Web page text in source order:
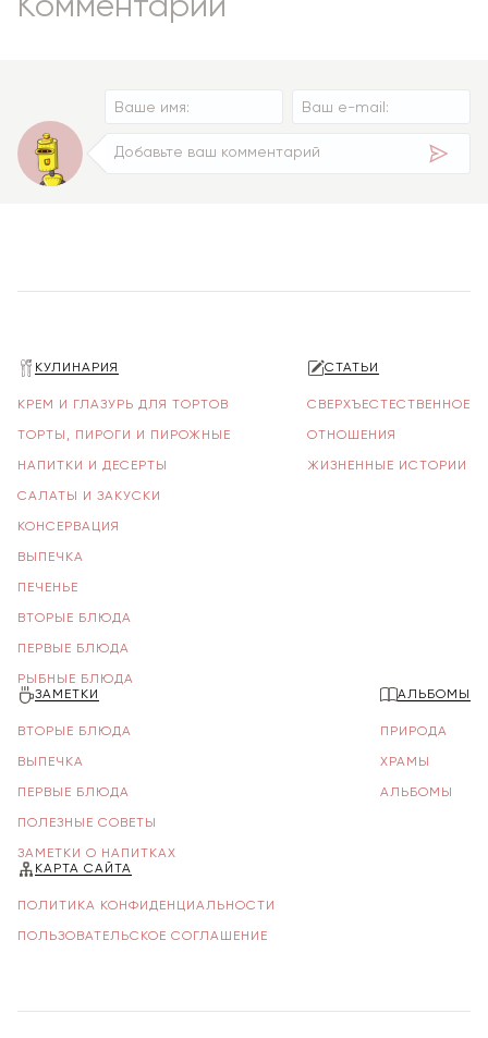
КУЛИНАРИЯ
КРЕМ И ГЛАЗУРЬ ДЛЯ ТОРТОВ
ТОРТЫ, ПИРОГИ И ПИРОЖНЫЕ
НАПИТКИ И ДЕСЕРТЫ
САЛАТЫ И ЗАКУСКИ
КОНСЕРВАЦИЯ
ВЫПЕЧКА
ПЕЧЕНЬЕ
ВТОРЫЕ БЛЮДА
ПЕРВЫЕ БЛЮДА
РЫБНЫЕ БЛЮДА
СТАТЬИ
СВЕРХЪЕСТЕСТВЕННОЕ
ОТНОШЕНИЯ
ЖИЗНЕННЫЕ ИСТОРИИ
ЗАМЕТКИ
ВТОРЫЕ БЛЮДА
ВЫПЕЧКА
ПЕРВЫЕ БЛЮДА
ПОЛЕЗНЫЕ СОВЕТЫ
ЗАМЕТКИ О НАПИТКАХ
АЛЬБОМЫ
ПРИРОДА
ХРАМЫ
АЛЬБОМЫ
КАРТА САЙТА
ПОЛИТИКА КОНФИДЕНЦИАЛЬНОСТИ
ПОЛЬЗОВАТЕЛЬСКОЕ СОГЛАШЕНИЕ